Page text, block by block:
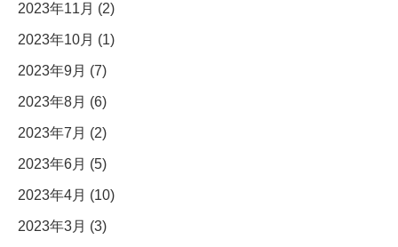
2023年11月 (2)
2023年10月 (1)
2023年9月 (7)
2023年8月 (6)
2023年7月 (2)
2023年6月 (5)
2023年4月 (10)
2023年3月 (3)